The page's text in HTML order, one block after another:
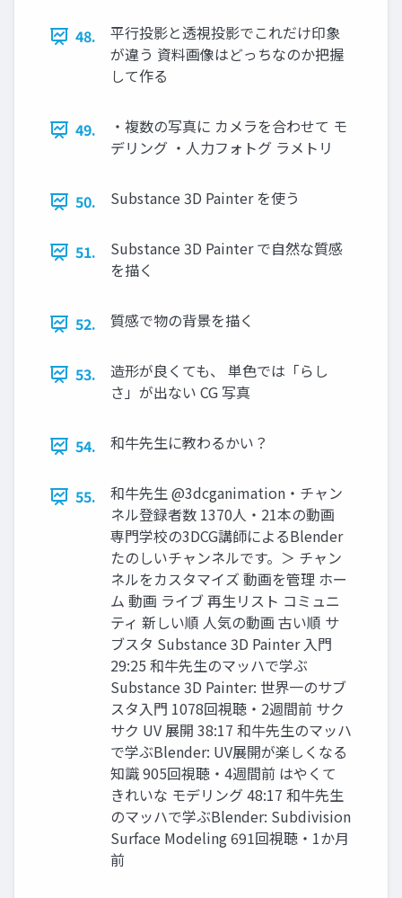
48.
平行投影と透視投影でこれだけ印象
が違う 資料画像はどっちなのか把握
して作る
49.
・複数の写真に カメラを合わせて モ
デリング ・人力フォトグ ラメトリ
50. Substance 3D Painter を使う
51.
Substance 3D Painter で自然な質感
を描く
52. 質感で物の背景を描く
53.
造形が良くても、 単色では「らし
さ」が出ない CG 写真
54. 和牛先生に教わるかい？
55.
和牛先生 @3dcganimation・チャン
ネル登録者数 1370人・21本の動画
専門学校の3DCG講師によるBlender
たのしいチャンネルです。＞ チャン
ネルをカスタマイズ 動画を管理 ホー
ム 動画 ライブ 再生リスト コミュニ
ティ 新しい順 人気の動画 古い順 サ
ブスタ Substance 3D Painter 入門
29:25 和牛先生のマッハで学ぶ
Substance 3D Painter: 世界一のサブ
スタ入門 1078回視聴・2週間前 サク
サク UV 展開 38:17 和牛先生のマッハ
で学ぶBlender: UV展開が楽しくなる
知識 905回視聴・4週間前 はやくて
きれいな モデリング 48:17 和牛先生
のマッハで学ぶBlender: Subdivision
Surface Modeling 691回視聴・1か月
前